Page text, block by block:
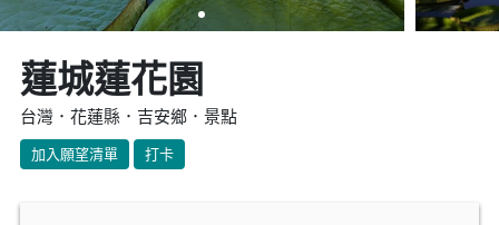
蓮城蓮花園
台灣．花蓮縣．吉安鄉．景點
加入願望清單 打卡